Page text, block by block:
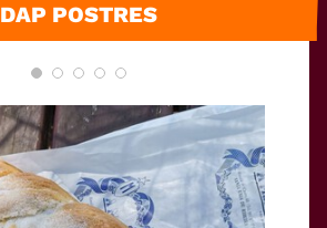
DAP POSTRES